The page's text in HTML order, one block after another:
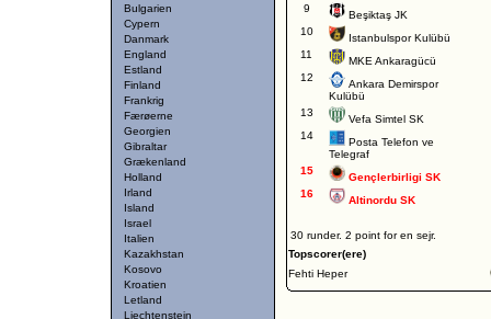
Bulgarien
Cypern
Danmark
England
Estland
Finland
Frankrig
Færøerne
Georgien
Gibraltar
Grækenland
Holland
Irland
Island
Israel
Italien
Kazakhstan
Kosovo
Kroatien
Letland
Liechtenstein
9
Beşiktaş JK
10
Istanbulspor Kulübü
11
MKE Ankaragücü
12
Ankara Demirspor
Kulübü
13
Vefa Simtel SK
14
Posta Telefon ve
Telegraf
15
Gençlerbirligi SK
16
Altinordu SK
30 runder. 2 point for en sejr.
Topscorer(ere)
Fehti Heper